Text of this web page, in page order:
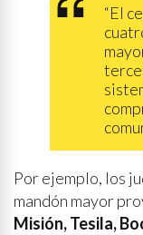
“El
Por ejemplo, los
mandón mayor
Misión, Tesila,